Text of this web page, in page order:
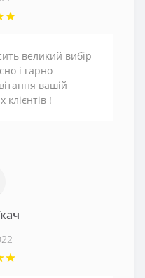
великий вибір
і гарно
вашій
клієнтів !